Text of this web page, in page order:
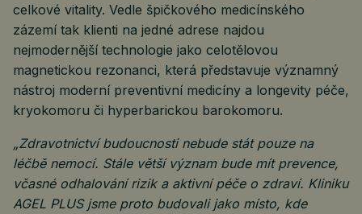
celkové vitality. Vedle špičkového medicínského
zázemí tak klienti na jedné adrese najdou
nejmodernější technologie jako celotělovou
magnetickou rezonanci, která představuje významný
nástroj moderní preventivní medicíny a longevity péče,
kryokomoru či hyperbarickou barokomoru.
„Zdravotnictví budoucnosti nebude stát pouze na
léčbě nemocí. Stále větší význam bude mít prevence,
včasné odhalování rizik a aktivní péče o zdraví. Kliniku
AGEL PLUS jsme proto budovali jako místo, kde